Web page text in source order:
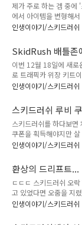
제가 주로 하는 겜 중에
에서 아이템을 변형해
는 시스템이 있는데요.
3등에 당첨 됬습니다.
누르면 옵션이 변형 되
템입니다. 보통
리가 나오다니 ^^;; 순
ㅎㅎ 온라인 겜 폐인 양
지는 것을 보면 어느정
..
인생이야기/스키드러쉬
SkidRush 배틀존
이번 12월 18일에 새로
로 트래픽카 위장 키트
래픽카로 위장할 수 있
미있는 장면이 벌어진
존에서 1등을 한 것이다
하지만 재미있는 장면
인생이야기/스키드러쉬
스키드러쉬 루비
스키드러쉬를 하다보면
쿠폰을 획득해야지만
다는 루비(Ruby)쿠폰을
서도 나왔네요. 실제 차
임상에서의 이미지는 여
폰을 이용해서 그냥 차
까 고민 중입니다. ^^
인생이야기/스키드러쉬
환상의 드리프트...
ㄷㄷㄷ 스키드러쉬 오
고 있었다면 오줌을 지
니다. 스키드러쉬에서
인생이야기/스키드러쉬